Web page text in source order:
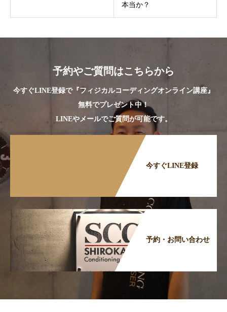
本当か？
予約やご質問はこちらから
今すぐLINE登録で『フィジカルコーディングオンライン講座』
無料でプレゼント中！
LINEやメールでご質問が可能です。
今すぐLINE登録
予約・お問い合わせ